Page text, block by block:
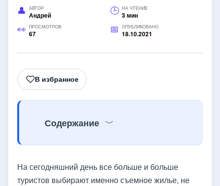
АВТОР
Андрей
НА ЧТЕНИЕ
3 мин
ПРОСМОТРОВ
67
ОПУБЛИКОВАНО
18.10.2021
В избранное
Содержание
На сегодняшний день все больше и больше
туристов выбирают именно съемное жилье, не